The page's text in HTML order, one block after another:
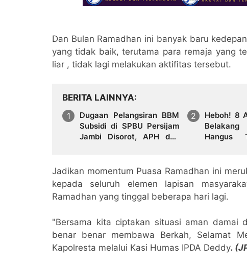
Dan Bulan Ramadhan ini banyak baru
yang tidak baik, terutama para remaja yang
liar , tidak lagi melakukan aktifitas tersebut.
BERITA LAINNYA
Dugaan Pelangsiran BBM
Subsidi di SPBU Persijam
Jambi Disorot, APH dan
Heboh! 8
Hangus
Jadikan momentum Puasa Ramadhan ini
kepada seluruh elemen lapisan
Ramadhan yang tinggal beberapa hari lagi.
"Bersama kita ciptakan situasi aman damai
benar benar membawa Berkah, Selamat
Kapolresta melalui Kasi Humas IPDA Deddy.